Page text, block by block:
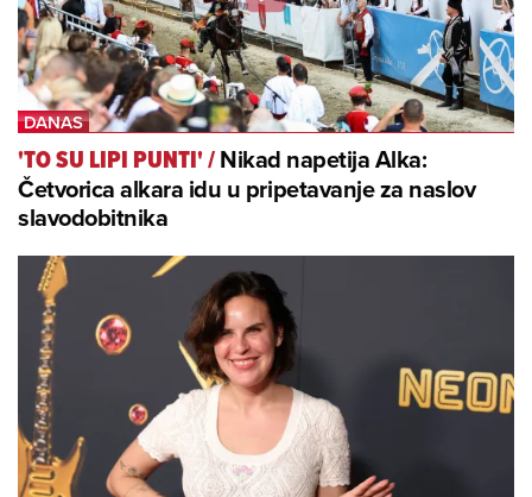
'TO SU LIPI PUNTI'/Nikad napetija Alka:
Četvorica alkara idu u pripetavanje za naslov
slavodobitnika